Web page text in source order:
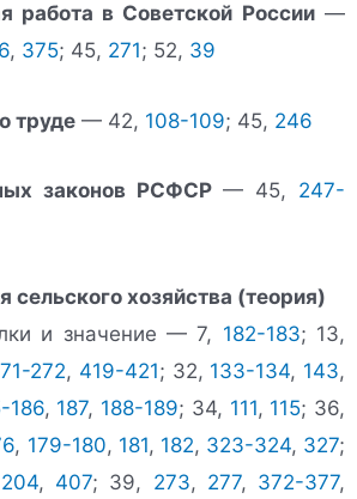
работа в Советской России—
, 375; 45, 271; 52, 39
труде — 42, 108-109; 45, 246
законов РСФСР— 45, 247-
сельского хозяйства (теория)
и значение — 7, 182-183; 13,
272, 419-421; 32, 133-134, 143,
186, 187, 188-189; 34, 111, 115; 36,
, 179-180, 181, 182, 323-324, 327;
204, 407; 39, 273, 277, 372-377,